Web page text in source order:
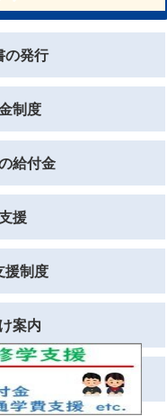
の発行
制度
給付金
援
援制度
案内